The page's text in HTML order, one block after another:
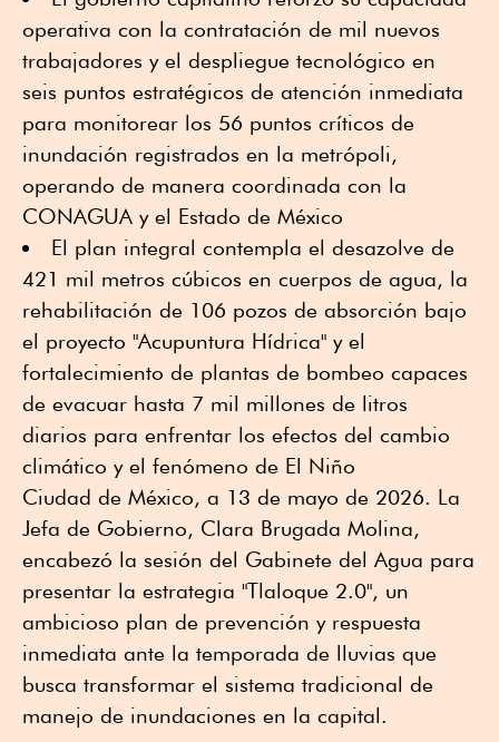
operativa con la contratación de mil nuevos
trabajadores y el despliegue tecnológico en
seis puntos estratégicos de atención inmediata
para monitorear los 56 puntos críticos de
inundación registrados en la metrópoli,
operando de manera coordinada con la
CONAGUA y el Estado de México
El plan integral contempla el desazolve de
421 mil metros cúbicos en cuerpos de agua, la
rehabilitación de 106 pozos de absorción bajo
el proyecto "Acupuntura Hídrica" y el
fortalecimiento de plantas de bombeo capaces
de evacuar hasta 7 mil millones de litros
diarios para enfrentar los efectos del cambio
climático y el fenómeno de El Niño
Ciudad de México, a 13 de mayo de 2026. La
Jefa de Gobierno, Clara Brugada Molina,
encabezó la sesión del Gabinete del Agua para
presentar la estrategia "Tlaloque 2.0", un
ambicioso plan de prevención y respuesta
inmediata ante la temporada de lluvias que
busca transformar el sistema tradicional de
manejo de inundaciones en la capital.